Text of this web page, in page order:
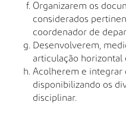
Organizarem os
considerados
coordenador de
Desenvolverem,
articulação horizontal
Acolherem e integrar
disponibilizando os
disciplinar.